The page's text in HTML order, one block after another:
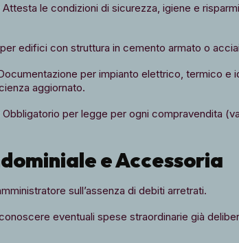
Attesta le condizioni di sicurezza, igiene e
edifici con struttura in cemento armato o
per impianto elettrico, termico e
aggiornato.
Obbligatorio per legge per ogni compravendita
e Accessoria
sull’assenza di debiti arretrati.
eventuali spese straordinarie già